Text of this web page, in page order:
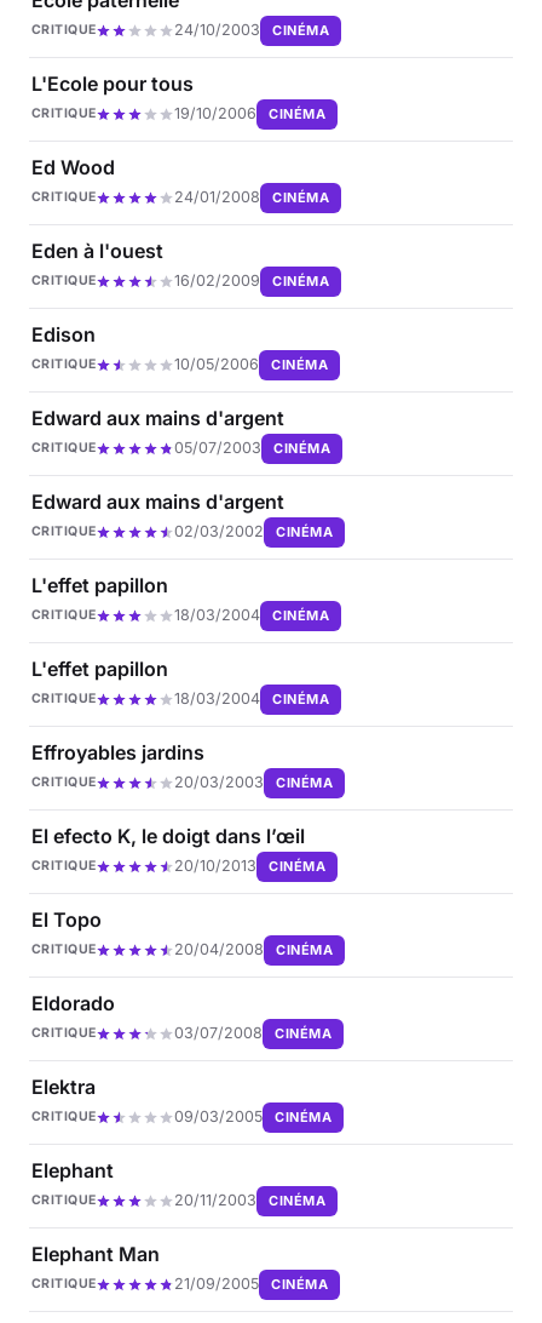
CRITIQUE 24/10/2003 CINÉMA
L'Ecole pour tous
CRITIQUE 19/10/2006 CINÉMA
Ed Wood
CRITIQUE 24/01/2008 CINÉMA
Eden à l'ouest
CRITIQUE 16/02/2009 CINÉMA
Edison
CRITIQUE 10/05/2006 CINÉMA
Edward aux mains d'argent
CRITIQUE 05/07/2003 CINÉMA
Edward aux mains d'argent
CRITIQUE 02/03/2002 CINÉMA
L'effet papillon
CRITIQUE 18/03/2004 CINÉMA
L'effet papillon
CRITIQUE 18/03/2004 CINÉMA
Effroyables jardins
CRITIQUE 20/03/2003 CINÉMA
El efecto K, le doigt dans l’œil
CRITIQUE 20/10/2013 CINÉMA
El Topo
CRITIQUE 20/04/2008 CINÉMA
Eldorado
CRITIQUE 03/07/2008 CINÉMA
Elektra
CRITIQUE 09/03/2005 CINÉMA
Elephant
CRITIQUE 20/11/2003 CINÉMA
Elephant Man
CRITIQUE 21/09/2005 CINÉMA